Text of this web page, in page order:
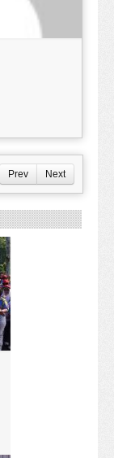
Prev Next